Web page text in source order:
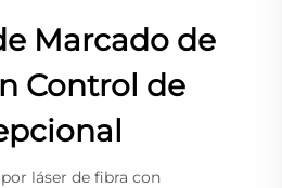
Marcado de
Control de
láser de fibra con